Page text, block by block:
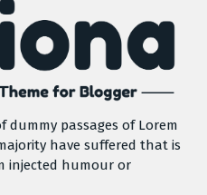
dummy passages of Lorem
have suffered that is
injected humour or